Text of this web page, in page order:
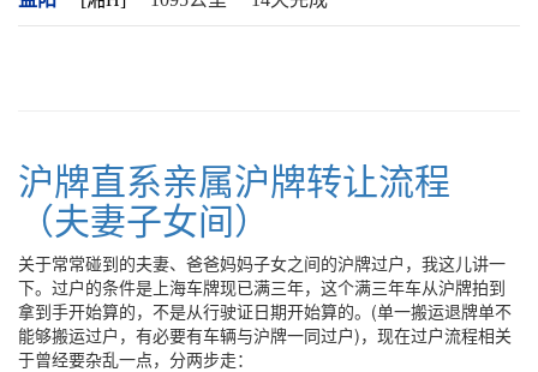
沪牌直系亲属沪牌转让流程
（夫妻子女间）
关于常常碰到的夫妻、爸爸妈妈子女之间的沪牌过户，我这儿讲一
下。过户的条件是上海车牌现已满三年，这个满三年车从沪牌拍到
拿到手开始算的，不是从行驶证日期开始算的。(单一搬运退牌单不
能够搬运过户，有必要有车辆与沪牌一同过户)，现在过户流程相关
于曾经要杂乱一点，分两步走：